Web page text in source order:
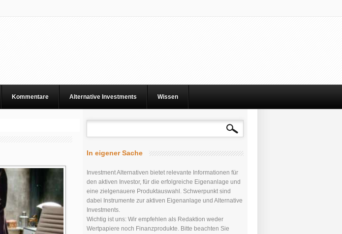
Kommentare Alternative Investments Wissen
In eigener Sache
Investment Alternativen bietet relevante Informationen für
den aktiven Investor, für die erfolgreiche Eigenanlage und
eine zielgenauere Produktauswahl. Schwerpunkt sind
dabei Instrumente zur aktiven Eigenanlage und Alternative
Investments.
Wichtig ist uns: Wir empfehlen als Redaktion weder
Wertpapiere noch Finanzprodukte. Bitte beachten Sie